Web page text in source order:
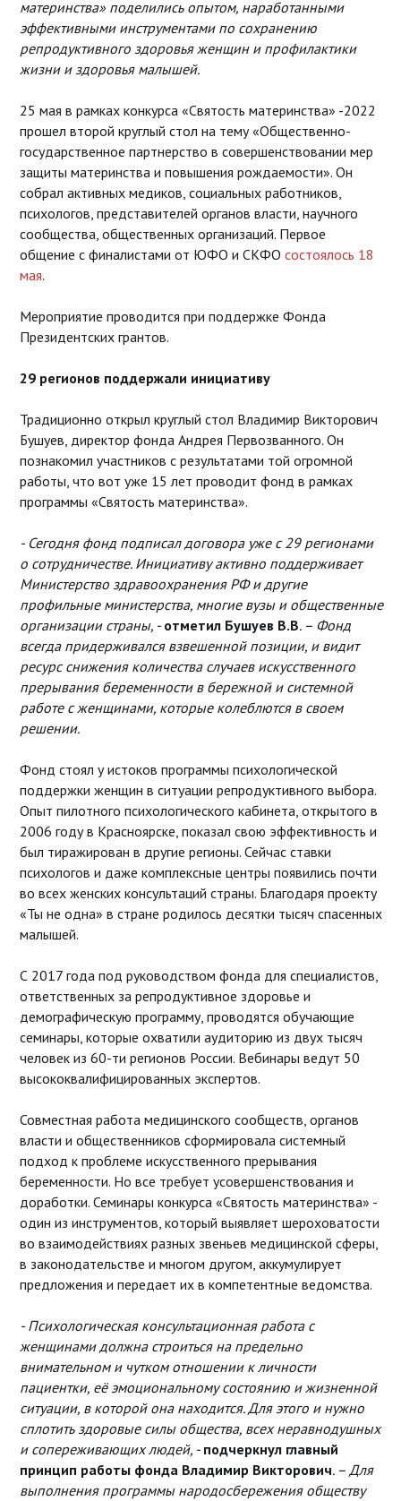
материнства» поделились опытом, наработанными
эффективными инструментами по сохранению
репродуктивного здоровья женщин и профилактики
жизни и здоровья малышей.
25 мая в рамках конкурса «Святость материнства» -2022
прошел второй круглый стол на тему «Общественно-
государственное партнерство в совершенствовании мер
защиты материнства и повышения рождаемости». Он
собрал активных медиков, социальных работников,
психологов, представителей органов власти, научного
сообщества, общественных организаций. Первое
общение с финалистами от ЮФО и СКФО состоялось 18
мая.
Мероприятие проводится при поддержке Фонда
Президентских грантов.
29 регионов поддержали инициативу
Традиционно открыл круглый стол Владимир Викторович
Бушуев, директор фонда Андрея Первозванного. Он
познакомил участников с результатами той огромной
работы, что вот уже 15 лет проводит фонд в рамках
программы «Святость материнства».
- Сегодня фонд подписал договора уже с 29 регионами
о сотрудничестве. Инициативу активно поддерживает
Министерство здравоохранения РФ и другие
профильные министерства, многие вузы и общественные
организации страны, - отметил Бушуев В.В. – Фонд
всегда придерживался взвешенной позиции, и видит
ресурс снижения количества случаев искусственного
прерывания беременности в бережной и системной
работе с женщинами, которые колеблются в своем
решении.
Фонд стоял у истоков программы психологической
поддержки женщин в ситуации репродуктивного выбора.
Опыт пилотного психологического кабинета, открытого в
2006 году в Красноярске, показал свою эффективность и
был тиражирован в другие регионы. Сейчас ставки
психологов и даже комплексные центры появились почти
во всех женских консультаций страны. Благодаря проекту
«Ты не одна» в стране родилось десятки тысяч спасенных
малышей.
С 2017 года под руководством фонда для специалистов,
ответственных за репродуктивное здоровье и
демографическую программу, проводятся обучающие
семинары, которые охватили аудиторию из двух тысяч
человек из 60-ти регионов России. Вебинары ведут 50
высококвалифицированных экспертов.
Совместная работа медицинского сообществ, органов
власти и общественников сформировала системный
подход к проблеме искусственного прерывания
беременности. Но все требует усовершенствования и
доработки. Семинары конкурса «Святость материнства» -
один из инструментов, который выявляет шероховатости
во взаимодействиях разных звеньев медицинской сферы,
в законодательстве и многом другом, аккумулирует
предложения и передает их в компетентные ведомства.
- Психологическая консультационная работа с
женщинами должна строиться на предельно
внимательном и чутком отношении к личности
пациентки, её эмоциональному состоянию и жизненной
ситуации, в которой она находится. Для этого и нужно
сплотить здоровые силы общества, всех неравнодушных
и сопереживающих людей, - подчеркнул главный
принцип работы фонда Владимир Викторович. – Для
выполнения программы народосбережения обществу